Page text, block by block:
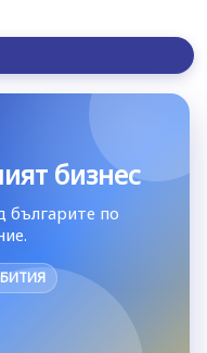
бизнес
българите по